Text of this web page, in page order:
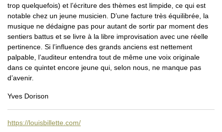
trop quelquefois) et l’écriture des thèmes est limpide, ce qui est
notable chez un jeune musicien. D’une facture très équilibrée, la
musique ne dédaigne pas pour autant de sortir par moment des
sentiers battus et se livre à la libre improvisation avec une réelle
pertinence. Si l’influence des grands anciens est nettement
palpable, l’auditeur entendra tout de même une voix originale
dans ce quintet encore jeune qui, selon nous, ne manque pas
d’avenir.
Yves Dorison
https://louisbillette.com/